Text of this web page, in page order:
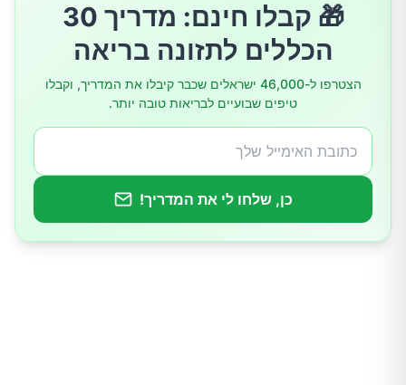
10.בעלי חיים בחדר השינה
לסיכום, העצות להשיג שינה טובה:
🎁 קבלו חינם: מדריך 30
הכללים לתזונה בריאה
הצטרפו ל-46,000 ישראלים שכבר קיבלו את המדריך, וקבלו
טיפים שבועיים לבריאות טובה יותר.
כן, שלחו לי את המדריך!